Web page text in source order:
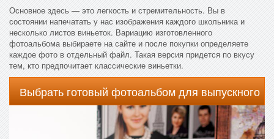
Основное здесь — это легкость и стремительность. Вы в
состоянии напечатать у нас изображения каждого школьника и
несколько листов виньеток. Вариацию изготовленного
фотоальбома выбираете на сайте и после покупки определяете
каждое фото в отдельный файл. Такая версия придется по вкусу
тем, кто предпочитает классические виньетки.
Выбрать готовый фотоальбом для выпускного